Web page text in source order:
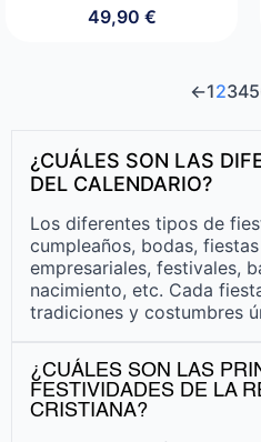
49,90 €
←12345
¿CUÁLES SON LAS
DEL CALENDARIO?
Los diferentes tipos de
cumpleaños, bodas,
empresariales, festivales,
nacimiento, etc. Cada
tradiciones y costumbres
¿CUÁLES SON LAS
FESTIVIDADES DE LA
CRISTIANA?